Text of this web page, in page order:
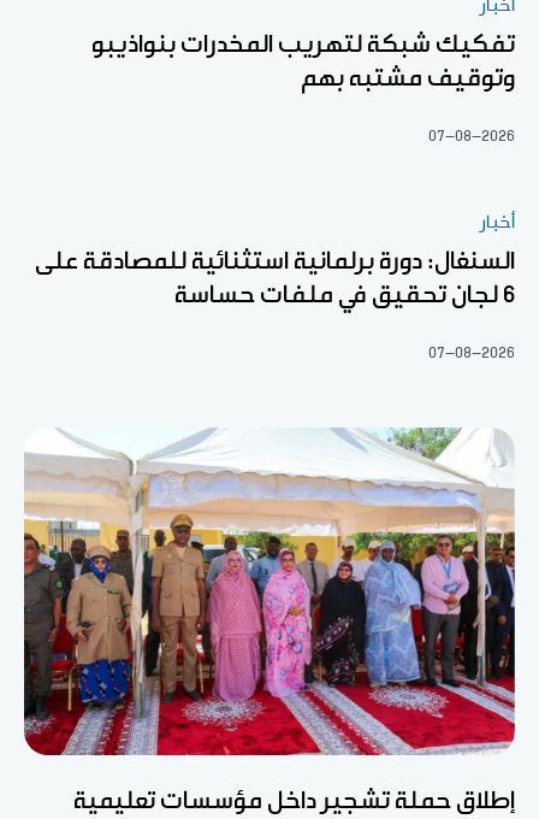
أخبار
تفكيك شبكة لتهريب المخدرات بنواذيبو
وتوقيف مشتبه بهم
07-08-2026
أخبار
السنغال: دورة برلمانية استثنائية للمصادقة على
6 لجان تحقيق في ملفات حساسة
07-08-2026
إطلاق حملة تشجير داخل مؤسسات تعليمية